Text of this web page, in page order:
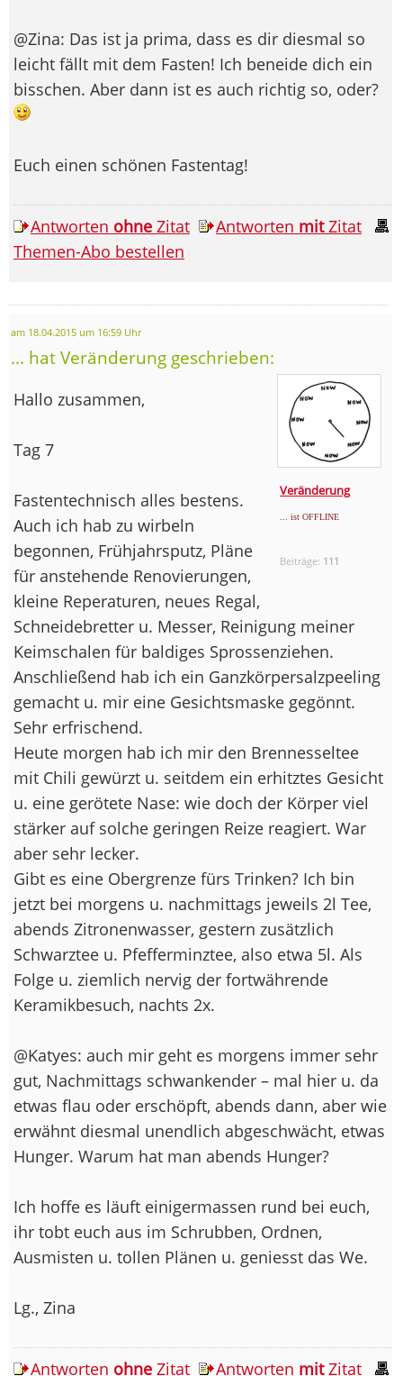
@Zina: Das ist ja prima, dass es dir diesmal so
leicht fällt mit dem Fasten! Ich beneide dich ein
bisschen. Aber dann ist es auch richtig so, oder?
Euch einen schönen Fastentag!
Antworten ohne Zitat Antworten mitZitat
Themen-Abo bestellen
am 18.04.2015 um 16:59 Uhr
... hat Veränderung geschrieben:
Veränderung
... ist OFFLINE
Beiträge: 111
Hallo zusammen,
Tag 7
Fastentechnisch alles bestens.
Auch ich hab zu wirbeln
begonnen, Frühjahrsputz, Pläne
für anstehende Renovierungen,
kleine Reperaturen, neues Regal,
Schneidebretter u. Messer, Reinigung meiner
Keimschalen für baldiges Sprossenziehen.
Anschließend hab ich ein Ganzkörpersalzpeeling
gemacht u. mir eine Gesichtsmaske gegönnt.
Sehr erfrischend.
Heute morgen hab ich mir den Brennesseltee
mit Chili gewürzt u. seitdem ein erhitztes Gesicht
u. eine gerötete Nase: wie doch der Körper viel
stärker auf solche geringen Reize reagiert. War
aber sehr lecker.
Gibt es eine Obergrenze fürs Trinken? Ich bin
jetzt bei morgens u. nachmittags jeweils 2l Tee,
abends Zitronenwasser, gestern zusätzlich
Schwarztee u. Pfefferminztee, also etwa 5l. Als
Folge u. ziemlich nervig der fortwährende
Keramikbesuch, nachts 2x.
@Katyes: auch mir geht es morgens immer sehr
gut, Nachmittags schwankender – mal hier u. da
etwas flau oder erschöpft, abends dann, aber wie
erwähnt diesmal unendlich abgeschwächt, etwas
Hunger. Warum hat man abends Hunger?
Ich hoffe es läuft einigermassen rund bei euch,
ihr tobt euch aus im Schrubben, Ordnen,
Ausmisten u. tollen Plänen u. geniesst das We.
Lg., Zina
Antworten ohne Zitat Antworten mitZitat